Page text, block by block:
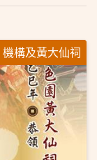
機構及黃大仙祠